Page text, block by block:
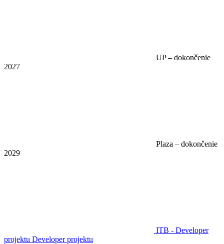
UP – dokončenie
2027
Plaza – dokončenie
2029
ITB - Developer
projektu Developer projektu